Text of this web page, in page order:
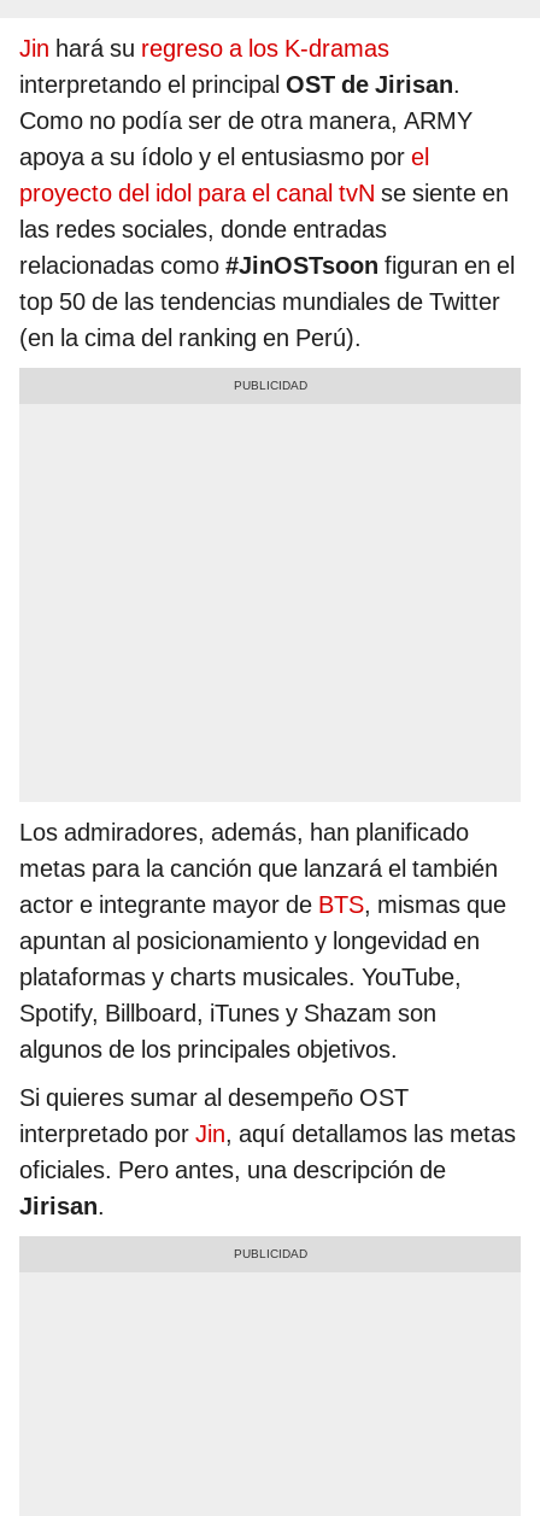
Jin hará su regreso a los K-dramas
interpretando el principal OST de Jirisan.
Como no podía ser de otra manera, ARMY
apoya a su ídolo y el entusiasmo por el
proyecto del idol para el canal tvN se siente en
las redes sociales, donde entradas
relacionadas como #JinOSTsoon figuran en el
top 50 de las tendencias mundiales de Twitter
(en la cima del ranking en Perú).
Los admiradores, además, han planificado
metas para la canción que lanzará el también
actor e integrante mayor de BTS, mismas que
apuntan al posicionamiento y longevidad en
plataformas y charts musicales. YouTube,
Spotify, Billboard, iTunes y Shazam son
algunos de los principales objetivos.
Si quieres sumar al desempeño OST
interpretado por Jin, aquí detallamos las metas
oficiales. Pero antes, una descripción de
Jirisan.